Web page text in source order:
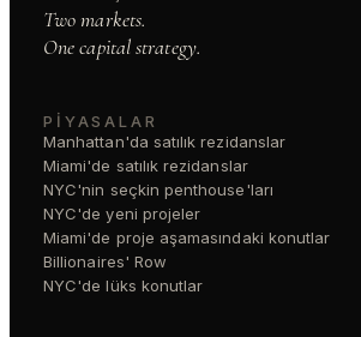
Two markets.
One capital strategy.
PIYASALAR
Manhattan'da satılık rezidanslar
Miami'de satılık rezidanslar
NYC'nin seçkin penthouse'ları
NYC'de yeni projeler
Miami'de proje aşamasındaki konutlar
Billionaires' Row
NYC'de lüks konutlar